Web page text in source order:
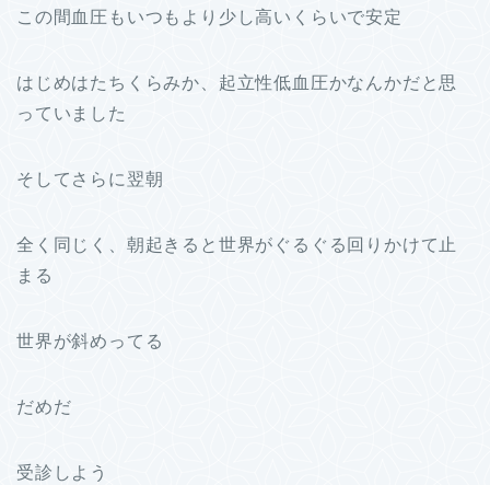
この間血圧もいつもより少し高いくらいで安定
はじめはたちくらみか、起立性低血圧かなんかだと思
っていました
そしてさらに翌朝
全く同じく、朝起きると世界がぐるぐる回りかけて止
まる
世界が斜めってる
だめだ
受診しよう